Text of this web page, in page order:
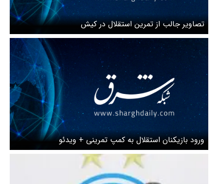
تصاویر جالب از تمرین استقلال در کیش
ورود بازیکنان استقلال به کمپ تمرینی + ویدئو